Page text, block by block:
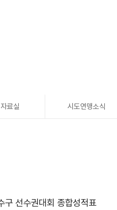
료실 시도연맹소식
구 선수권대회 종합성적표